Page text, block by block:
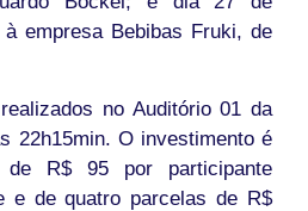
empresa Bebibas Fruki, de
no Auditório 01 da
22h15min. O investimento é
de R$ 95 por participante
e de quatro parcelas de R$